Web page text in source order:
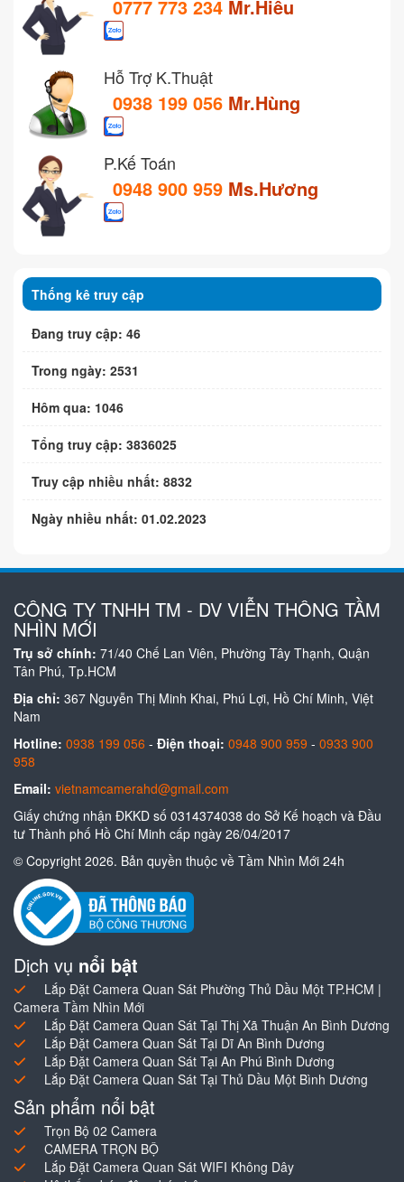
0777 773 234 Mr.Hiếu
Hỗ Trợ K.Thuật
0938 199 056 Mr.Hùng
P.Kế Toán
0948 900 959 Ms.Hương
Thống kê truy cập
Đang truy cập: 46
Trong ngày: 2531
Hôm qua: 1046
Tổng truy cập: 3836025
Truy cập nhiều nhất: 8832
Ngày nhiều nhất: 01.02.2023
CÔNG TY TNHH TM - DV VIỄN THÔNG TẦM
NHÌN MỚI
Trụ sở chính: 71/40 Chế Lan Viên, Phường Tây Thạnh, Quận
Tân Phú, Tp.HCM
Địa chỉ: 367 Nguyễn Thị Minh Khai, Phú Lợi, Hồ Chí Minh, Việt
Nam
Hotline: 0938 199 056 - Điện thoại: 0948 900 959 - 0933 900
958
Email: vietnamcamerahd@gmail.com
Giấy chứng nhận ĐKKD số 0314374038 do Sở Kế hoạch và Đầu
tư Thành phố Hồ Chí Minh cấp ngày 26/04/2017
© Copyright 2026. Bản quyền thuộc về Tầm Nhìn Mới 24h
Dịch vụ nổi bật
Lắp Đặt Camera Quan Sát Phường Thủ Dầu Một TP.HCM |
Camera Tầm Nhìn Mới
Lắp Đặt Camera Quan Sát Tại Thị Xã Thuận An Bình Dương
Lắp Đặt Camera Quan Sát Tại Dĩ An Bình Dương
Lắp Đặt Camera Quan Sát Tại An Phú Bình Dương
Lắp Đặt Camera Quan Sát Tại Thủ Dầu Một Bình Dương
Sản phẩm nổi bật
Trọn Bộ 02 Camera
CAMERA TRỌN BỘ
Lắp Đặt Camera Quan Sát WIFI Không Dây